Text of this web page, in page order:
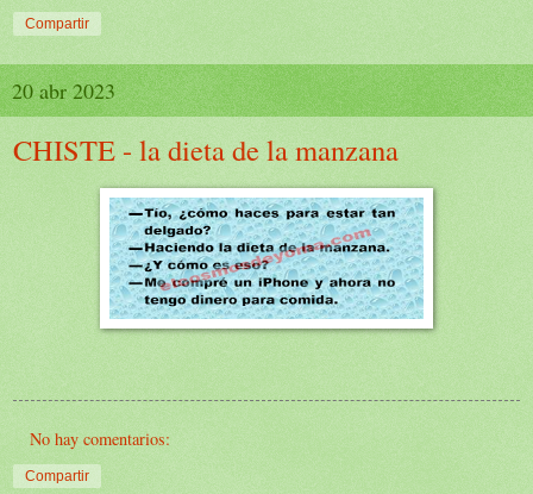
Compartir
20 abr 2023
CHISTE - la dieta de la manzana
No hay comentarios:
Compartir